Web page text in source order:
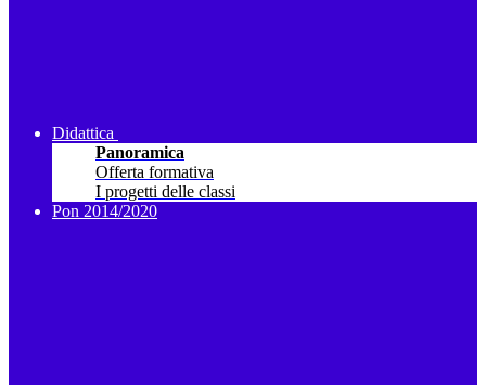
Didattica
Panoramica
Offerta formativa
I progetti delle classi
Pon 2014/2020